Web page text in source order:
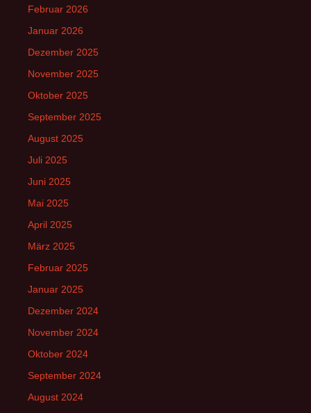
Februar 2026
Januar 2026
Dezember 2025
November 2025
Oktober 2025
September 2025
August 2025
Juli 2025
Juni 2025
Mai 2025
April 2025
März 2025
Februar 2025
Januar 2025
Dezember 2024
November 2024
Oktober 2024
September 2024
August 2024